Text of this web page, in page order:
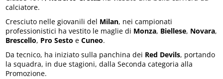
calciatore.
Cresciuto nelle giovanili del Milan, nei campionati
professionistici ha vestito le maglie di Monza, Biellese, Novara,
Brescello, Pro Sesto eCuneo.
Da tecnico, ha iniziato sulla panchina dei Red Devils, portando
la squadra, in due stagioni, dalla Seconda categoria alla
Promozione.